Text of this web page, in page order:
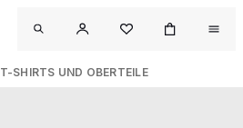
T-SHIRTS UND OBERTEILE